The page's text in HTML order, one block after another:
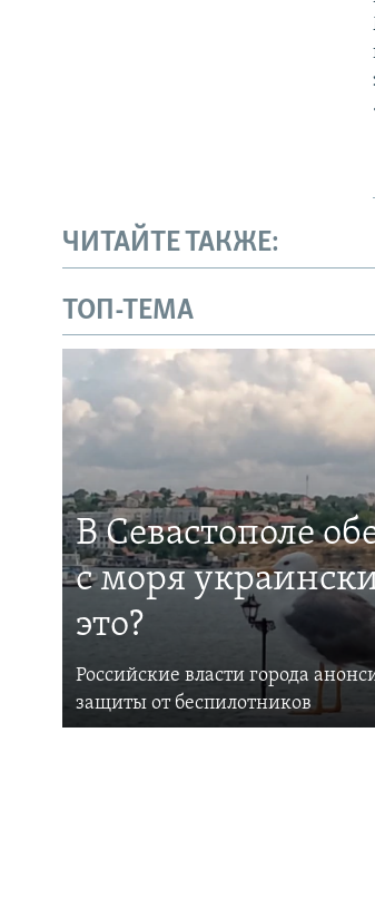
ЧИТАЙТЕ ТАКЖЕ:
ТОП-ТЕМА
В Севастополе
с моря
это?
Российские власти города
защиты от беспилотников